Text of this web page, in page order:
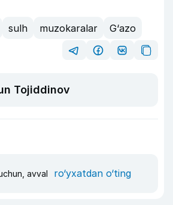
sulh muzokaralar
G‘azo
Tojiddinov
avval ro‘yxatdan o‘ting